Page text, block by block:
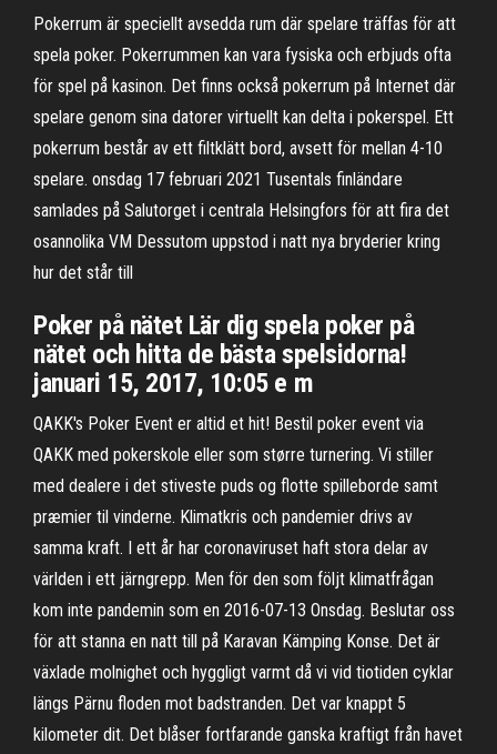
Pokerrum är speciellt avsedda rum där spelare träffas för att
spela poker. Pokerrummen kan vara fysiska och erbjuds ofta
för spel på kasinon. Det finns också pokerrum på Internet där
spelare genom sina datorer virtuellt kan delta i pokerspel. Ett
pokerrum består av ett filtklätt bord, avsett för mellan 4-10
spelare. onsdag 17 februari 2021 Tusentals finländare
samlades på Salutorget i centrala Helsingfors för att fira det
osannolika VM Dessutom uppstod i natt nya bryderier kring
hur det står till
Poker på nätet Lär dig spela poker på
nätet och hitta de bästa spelsidorna!
januari 15, 2017, 10:05 e m
QAKK's Poker Event er altid et hit! Bestil poker event via
QAKK med pokerskole eller som større turnering. Vi stiller
med dealere i det stiveste puds og flotte spilleborde samt
præmier til vinderne. Klimatkris och pandemier drivs av
samma kraft. I ett år har coronaviruset haft stora delar av
världen i ett järngrepp. Men för den som följt klimatfrågan
kom inte pandemin som en 2016-07-13 Onsdag. Beslutar oss
för att stanna en natt till på Karavan Kämping Konse. Det är
växlade molnighet och hyggligt varmt då vi vid tiotiden cyklar
längs Pärnu floden mot badstranden. Det var knappt 5
kilometer dit. Det blåser fortfarande ganska kraftigt från havet